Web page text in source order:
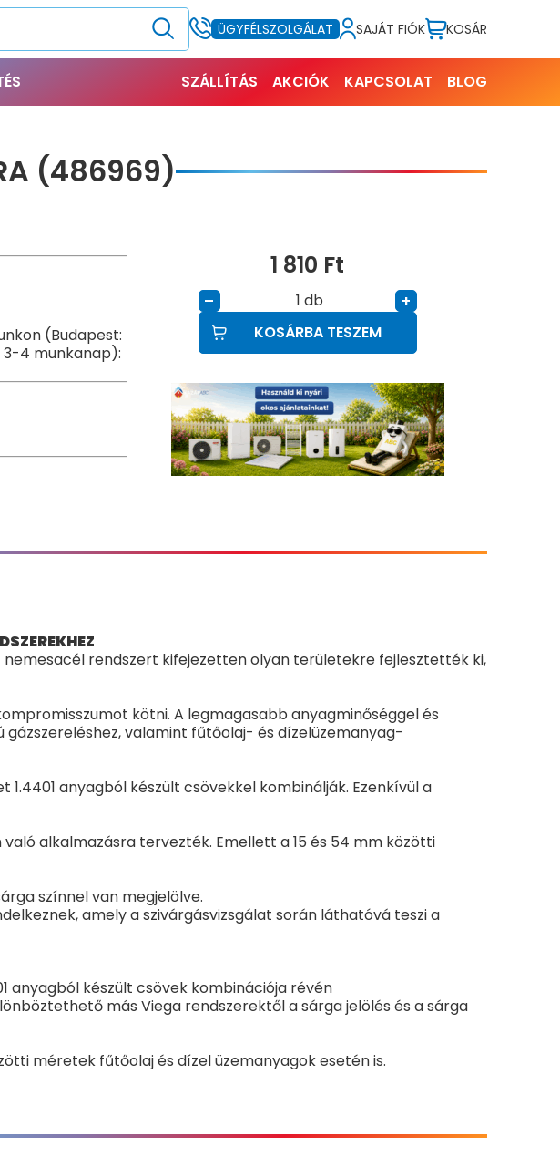
ÜGYFÉLSZOLGÁLAT SAJÁT FIÓK KOSÁR
SZÁLLÍTÁS AKCIÓK KAPCSOLAT
BLOG
(486969)
(Budapest:
3-4 munkanap):
1 810 Ft
– db
+
KOSÁRBA TESZEM
nemesacél rendszert kifejezetten olyan területekre fejlesztették ki,
kötni. A legmagasabb anyagminőséggel és
valamint fűtőolaj- és dízelüzemanyag-
anyagból készült csövekkel kombinálják. Ezenkívül a
alkalmazásra tervezték. Emellett a 15 és 54 mm közötti
színnel van megjelölve.
amely a szivárgásvizsgálat során láthatóvá teszi a
anyagból készült csövek kombinációja révén
más Viega rendszerektől a sárga jelölés és a sárga
méretek fűtőolaj és dízel üzemanyagok esetén is.